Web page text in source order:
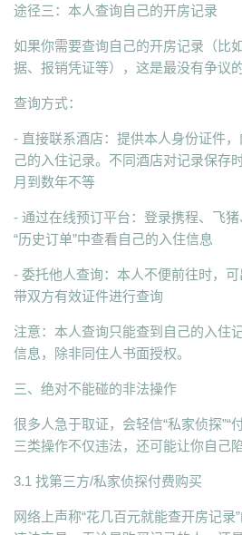
途径三：本人查询自己的开房记录
如果你需要查询自己的开房记录（比
据、报销凭证等），这是最没有争议
查询方式：
- 直接联系酒店：提供本人身份证件
己的入住记录。不同酒店对记录保存
月到数年不等
- 通过在线预订平台：登录携程、飞
“历史订单”中查看自己的入住信息
- 委托他人查询：本人不便前往时，
带双方有效证件进行查询
注意：本人查询只能查到自己的入住
信息，除非同住人书面授权。
三、绝对不能碰的非法操作
很多人急于取证，会轻信“私家侦探”“
三类操作不仅违法，还可能让你自己
3.1 找第三方/私家侦探付费购买
网络上声称“花几百元就能查开房记录